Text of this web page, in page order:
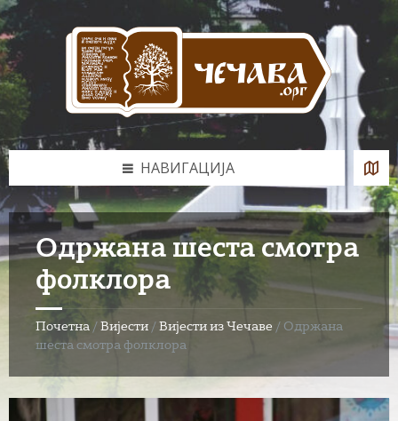
Skip
to
content
Skip
to
left
sidebar
Skip
to
footer
НАВИГАЦИЈА
Одржана шеста смотра
фолклора
Почетна / Вијести / Вијести из Чечаве / Одржана
шеста смотра фолклора